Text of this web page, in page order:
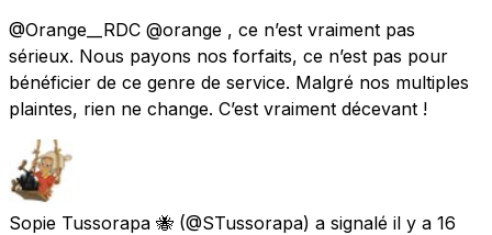
@Orange__RDC @orange , ce n’est vraiment pas
sérieux. Nous payons nos forfaits, ce n’est pas pour
bénéficier de ce genre de service. Malgré nos multiples
plaintes, rien ne change. C’est vraiment décevant !
Sopie Tussorapa 🐝 (@STussorapa) a signalé il y a 16